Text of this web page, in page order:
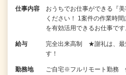
仕事内容
おうちでお仕事ができる『
ください！ 1案件の作業時
を有効活用できるお仕事で
給与
完全出来高制 ★謝礼は、最
す！
勤務地
ご自宅※フルリモート勤務